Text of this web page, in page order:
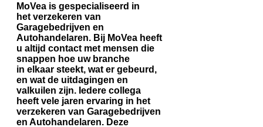
MoVea is gespecialiseerd in
het verzekeren van
Garagebedrijven en
Autohandelaren. Bij MoVea heeft
u altijd contact met mensen die
snappen hoe uw branche
in elkaar steekt, wat er gebeurd,
en wat de uitdagingen en
valkuilen zijn. Iedere collega
heeft vele jaren ervaring in het
verzekeren van Garagebedrijven
en Autohandelaren. Deze